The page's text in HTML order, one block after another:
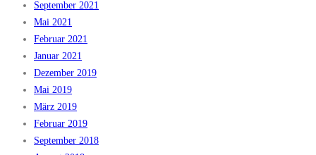
September 2021
Mai 2021
Februar 2021
Januar 2021
Dezember 2019
Mai 2019
März 2019
Februar 2019
September 2018